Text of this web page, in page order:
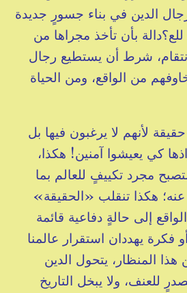
الدين في بناء جسورٍ جديدة
بأن تأخذ مجراها من
شرط أن يستطيع رجال
من الواقع، ومن الحياة
لأنهم لا يرغبون فيها بل
كي يعيشوا آمنين! هكذا،
مجرد تكييفٍ للعالم بما
هكذا تنقلب «الحقيقة»
إلى حالةٍ دفاعية قائمة
يهددان استقرار عالمنا
هذا المنظار، يتحول الدين
للعنف، ولا يبخل التاريخ